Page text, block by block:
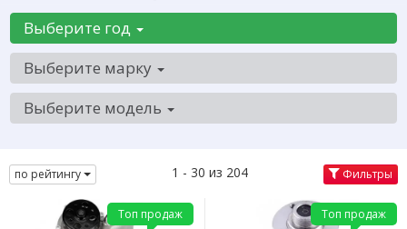
Выберите год
Выберите марку
Выберите модель
по рейтингу 1 - 30 из 204 Фильтры
Топ продаж Топ продаж